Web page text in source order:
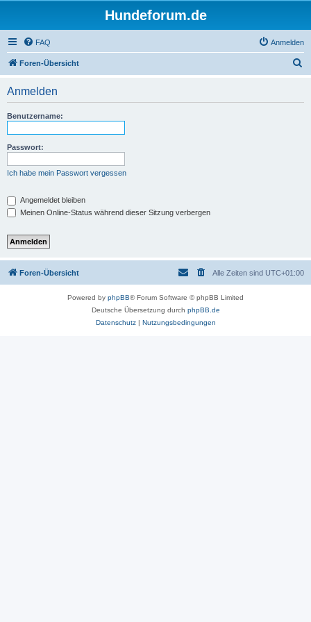
Hundeforum.de
FAQ Anmelden
Foren-Übersicht
Anmelden
Benutzername:
Passwort:
Ich habe mein Passwort vergessen
Angemeldet bleiben
Meinen Online-Status während dieser Sitzung verbergen
Foren-Übersicht Alle Zeiten sind UTC+01:00
Powered by phpBB® Forum Software © phpBB Limited
Deutsche Übersetzung durch phpBB.de
Datenschutz| Nutzungsbedingungen